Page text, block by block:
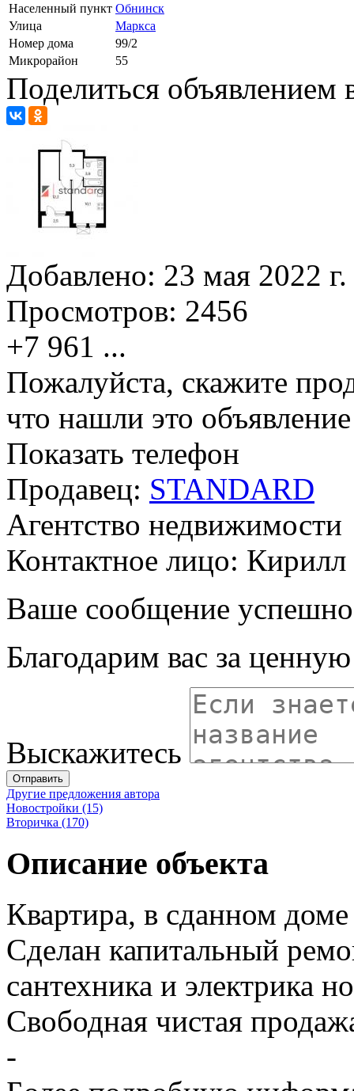
Населенный пункт Обнинск
Улица
Маркса
Номер дома
99/2
Микрорайон
55
Поделиться объявлением
Добавлено: 23 мая 2022 г.
Просмотров: 2456
+7 961 ...
Пожалуйста, скажите
что нашли это
Показать телефон
Продавец: STANDARD
Агентство недвижимости
Контактное лицо: Кирилл
Ваше сообщение успешно
Благодарим вас за
Выскажитесь
Отправить
Другие предложения автора
Новостройки (15)
Вторичка (170)
Описание объекта
Квартира, в сданном
Сделан капитальный
сантехника и электрика
Свободная чистая
-